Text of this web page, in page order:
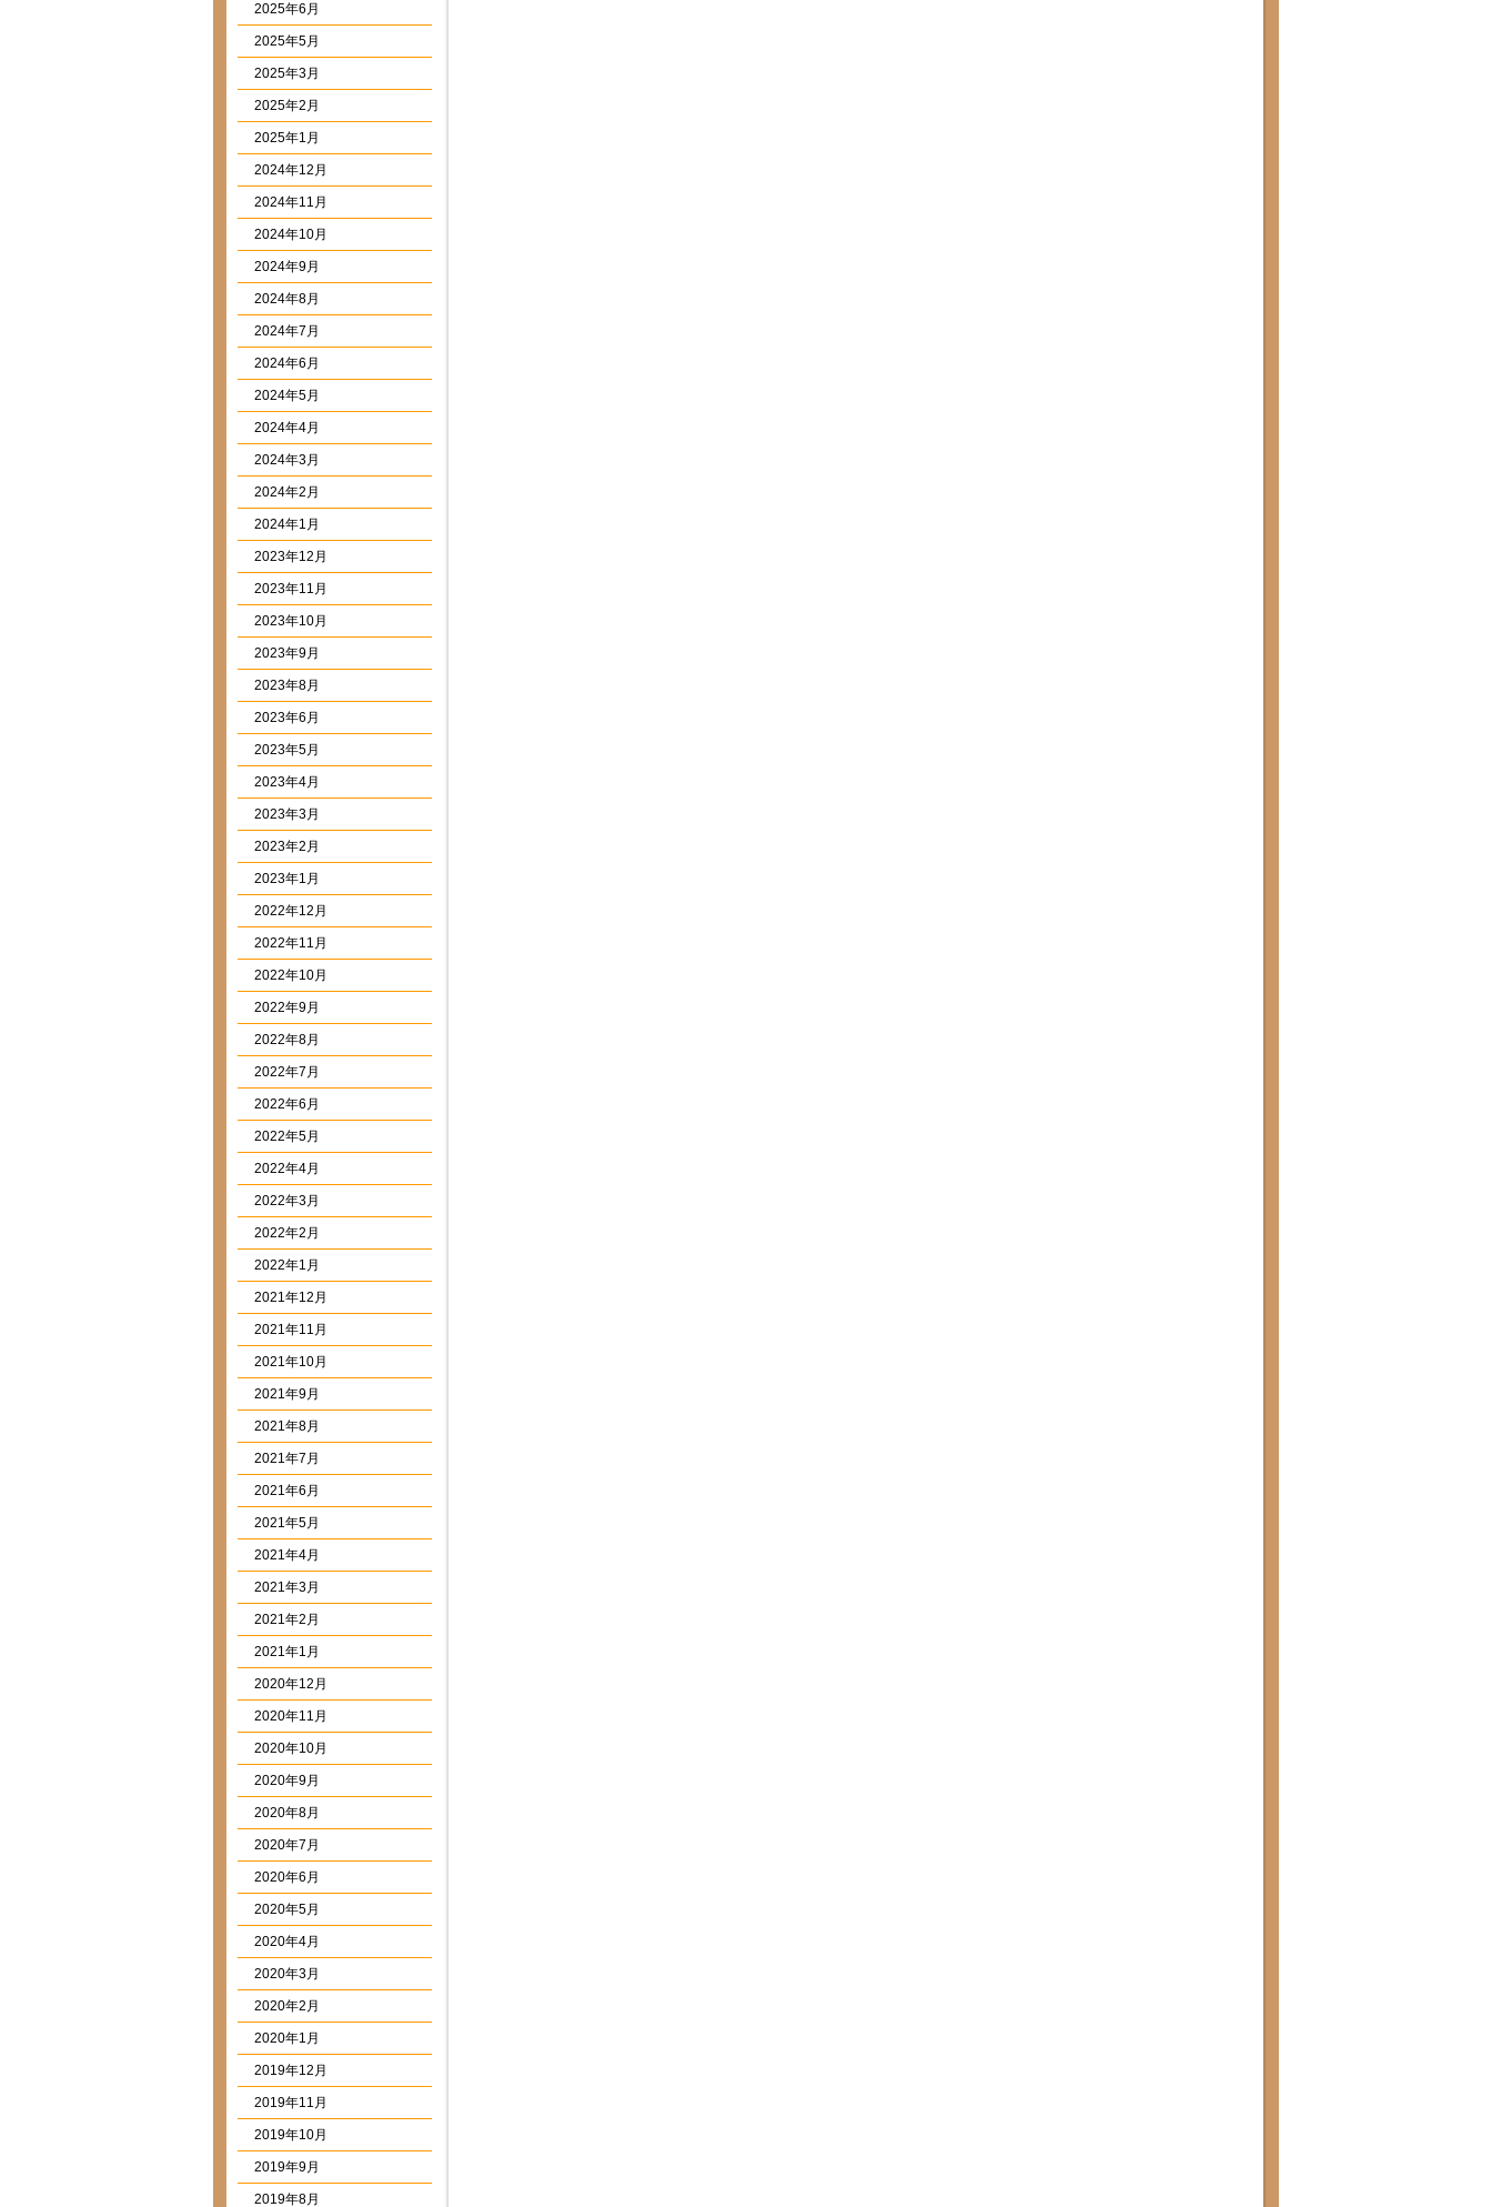
2025年6月
2025年5月
2025年3月
2025年2月
2025年1月
2024年12月
2024年11月
2024年10月
2024年9月
2024年8月
2024年7月
2024年6月
2024年5月
2024年4月
2024年3月
2024年2月
2024年1月
2023年12月
2023年11月
2023年10月
2023年9月
2023年8月
2023年6月
2023年5月
2023年4月
2023年3月
2023年2月
2023年1月
2022年12月
2022年11月
2022年10月
2022年9月
2022年8月
2022年7月
2022年6月
2022年5月
2022年4月
2022年3月
2022年2月
2022年1月
2021年12月
2021年11月
2021年10月
2021年9月
2021年8月
2021年7月
2021年6月
2021年5月
2021年4月
2021年3月
2021年2月
2021年1月
2020年12月
2020年11月
2020年10月
2020年9月
2020年8月
2020年7月
2020年6月
2020年5月
2020年4月
2020年3月
2020年2月
2020年1月
2019年12月
2019年11月
2019年10月
2019年9月
2019年8月